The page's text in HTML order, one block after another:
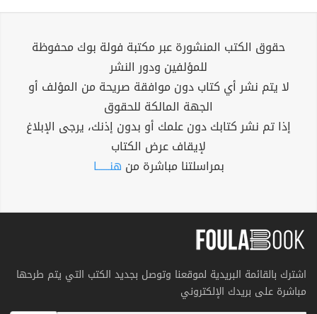
حقوق الكتب المنشورة عبر مكتبة فولة بوك محفوظة
للمؤلفين ودور النشر
لا يتم نشر أي كتاب دون موافقة صريحة من المؤلف أو
الجهة المالكة للحقوق
إذا تم نشر كتابك دون علمك أو بدون إذنك، يرجى الإبلاغ
لإيقاف عرض الكتاب
بمراسلتنا مباشرة من هنــــــا
اشترك بالقائمة البريدية لموقعنا وتوصل بجديد الكتب التي يتم طرحها
مباشرة على بريدك الإلكتروني